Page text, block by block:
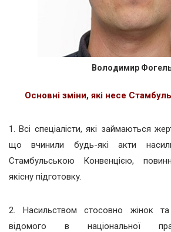
Володимир
Основні зміни, які несе
1. Всі спеціалісти, які займаються
що вчинили будь-які акти
Стамбульською Конвенцією,
якісну підготовку.
2. Насильством стосовно жінок
відомого в національної